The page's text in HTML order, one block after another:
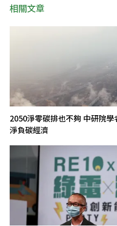
相關文章
2050淨零碳排也不夠 中研院
淨負碳經濟